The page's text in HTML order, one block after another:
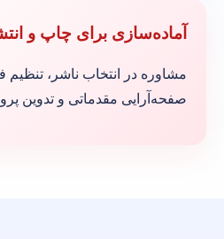
آماده‌سازی برای چاپ و
مشاوره در انتخاب ناشر،
صفحه‌آرایی مقدماتی و تدوین